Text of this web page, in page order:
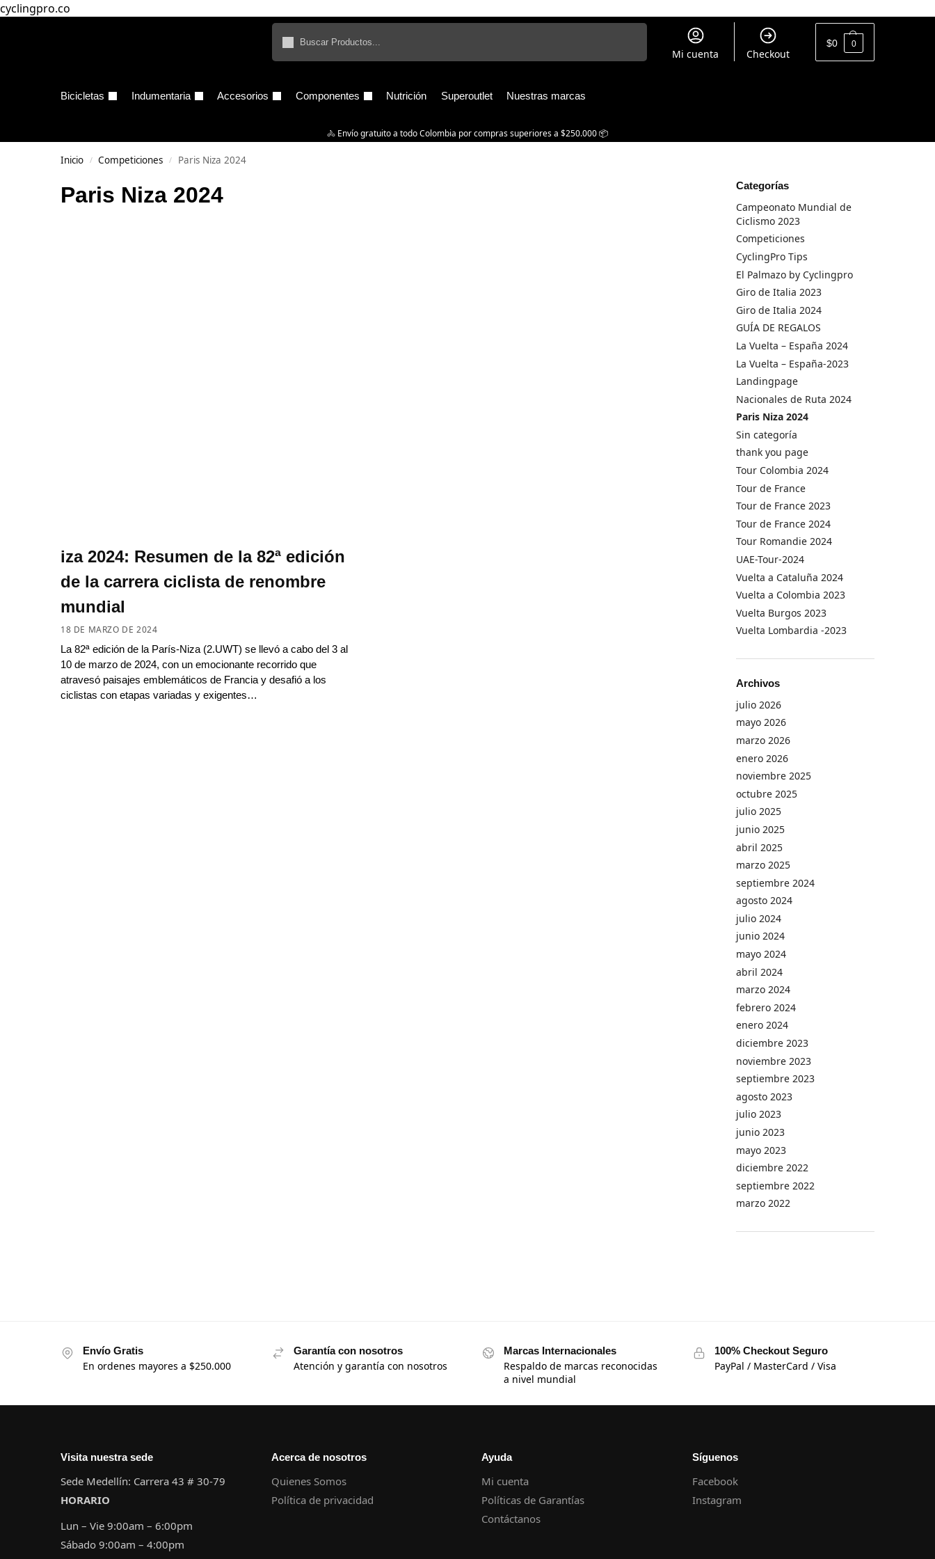
cyclingpro.co
Mi cuenta Checkout
$0 0
Bicicletas Indumentaria Accesorios Componentes Nutrición Superoutlet Nuestras marcas
🚴‍ Envío gratuito a todo Colombia por compras superiores a $250.000 📦
Inicio / Competiciones / Paris Niza 2024
Paris Niza 2024
iza 2024: Resumen de la 82ª edición
de la carrera ciclista de renombre
mundial
18 DE MARZO DE 2024
La 82ª edición de la París-Niza (2.UWT) se llevó a cabo del 3 al
10 de marzo de 2024, con un emocionante recorrido que
atravesó paisajes emblemáticos de Francia y desafió a los
ciclistas con etapas variadas y exigentes…
Categorías
Campeonato Mundial de
Ciclismo 2023
Competiciones
CyclingPro Tips
El Palmazo by Cyclingpro
Giro de Italia 2023
Giro de Italia 2024
GUÍA DE REGALOS
La Vuelta – España 2024
La Vuelta – España-2023
Landingpage
Nacionales de Ruta 2024
Paris Niza 2024
Sin categoría
thank you page
Tour Colombia 2024
Tour de France
Tour de France 2023
Tour de France 2024
Tour Romandie 2024
UAE-Tour-2024
Vuelta a Cataluña 2024
Vuelta a Colombia 2023
Vuelta Burgos 2023
Vuelta Lombardia -2023
Archivos
julio 2026
mayo 2026
marzo 2026
enero 2026
noviembre 2025
octubre 2025
julio 2025
junio 2025
abril 2025
marzo 2025
septiembre 2024
agosto 2024
julio 2024
junio 2024
mayo 2024
abril 2024
marzo 2024
febrero 2024
enero 2024
diciembre 2023
noviembre 2023
septiembre 2023
agosto 2023
julio 2023
junio 2023
mayo 2023
diciembre 2022
septiembre 2022
marzo 2022
Envío Gratis
En ordenes mayores a $250.000
Garantía con nosotros
Atención y garantía con nosotros
Marcas Internacionales
Respaldo de marcas reconocidas
a nivel mundial
100% Checkout Seguro
PayPal / MasterCard / Visa
Visita nuestra sede
Sede Medellín: Carrera 43 # 30-79
HORARIO
Lun – Vie 9:00am – 6:00pm
Sábado 9:00am – 4:00pm
Acerca de nosotros
Quienes Somos
Política de privacidad
Ayuda
Mi cuenta
Políticas de Garantías
Contáctanos
Síguenos
Facebook
Instagram